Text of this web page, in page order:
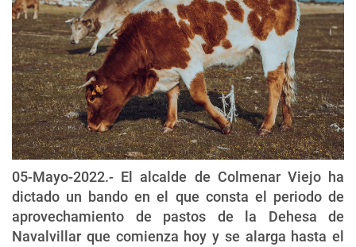
05-Mayo-2022.- El alcalde de Colmenar Viejo ha
dictado un bando en el que consta el periodo de
aprovechamiento de pastos de la Dehesa de
Navalvillar que comienza hoy y se alarga hasta el